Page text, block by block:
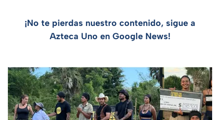
¡No te pierdas nuestro contenido, sigue a
Azteca Uno en Google News!